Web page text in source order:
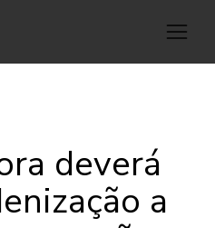
deverá
a